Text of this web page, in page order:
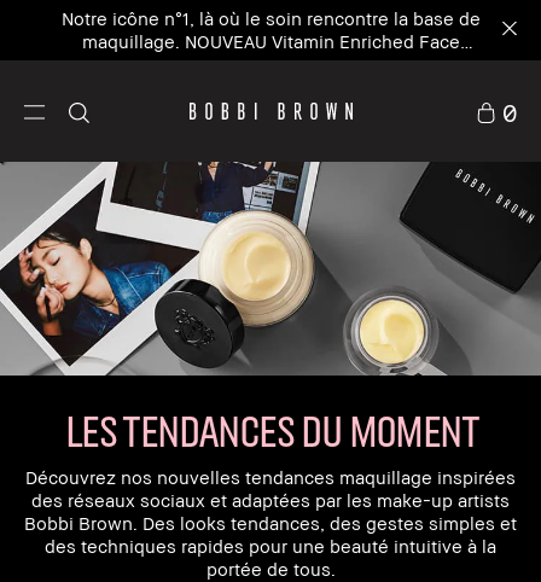
Notre icône n°1, là où le soin rencontre la base de
maquillage. NOUVEAU Vitamin Enriched Face
Base+
0
LES TENDANCES DU MOMENT
Découvrez nos nouvelles tendances maquillage inspirées
des réseaux sociaux et adaptées par les make-up artists
Bobbi Brown. Des looks tendances, des gestes simples et
des techniques rapides pour une beauté intuitive à la
portée de tous.